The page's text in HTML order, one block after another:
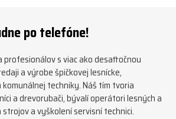
#firewood #deitmer
po telefóne!
profesionálov s viac ako desaťročnou
a výrobe špičkovej lesnícke,
techniky. Náš tím tvoria
a drevorubači, bývalí operátori lesných a
a vyškolení servisní technici.